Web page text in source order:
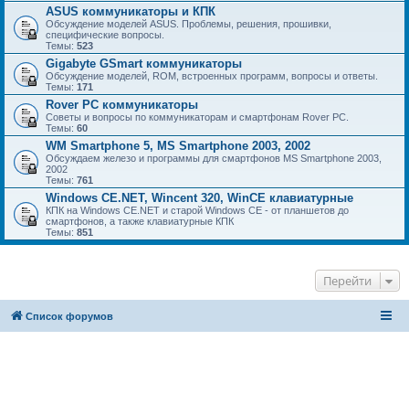
ASUS коммуникаторы и КПК
Обсуждение моделей ASUS. Проблемы, решения, прошивки,
специфические вопросы.
Темы: 523
Gigabyte GSmart коммуникаторы
Обсуждение моделей, ROM, встроенных программ, вопросы и ответы.
Темы: 171
Rover PC коммуникаторы
Советы и вопросы по коммуникаторам и смартфонам Rover PC.
Темы: 60
WM Smartphone 5, MS Smartphone 2003, 2002
Обсуждаем железо и программы для смартфонов MS Smartphone 2003,
2002
Темы: 761
Windows CE.NET, Wincent 320, WinCE клавиатурные
КПК на Windows CE.NET и старой Windows CE - от планшетов до
смартфонов, а также клавиатурные КПК
Темы: 851
Перейти
Список форумов